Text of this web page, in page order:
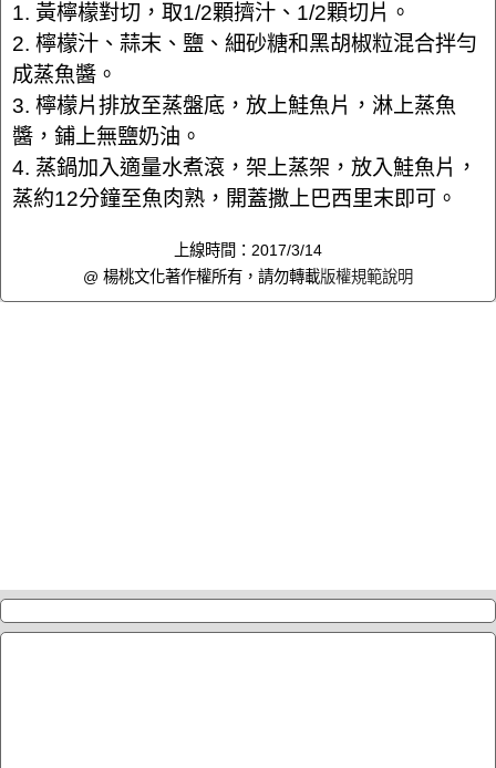
1. 黃檸檬對切，取1/2顆擠汁、1/2顆切片。
2. 檸檬汁、蒜末、鹽、細砂糖和黑胡椒粒混合拌勻
成蒸魚醬。
3. 檸檬片排放至蒸盤底，放上鮭魚片，淋上蒸魚
醬，鋪上無鹽奶油。
4. 蒸鍋加入適量水煮滾，架上蒸架，放入鮭魚片，
蒸約12分鐘至魚肉熟，開蓋撒上巴西里末即可。
上線時間：2017/3/14
@ 楊桃文化著作權所有，請勿轉載版權規範說明